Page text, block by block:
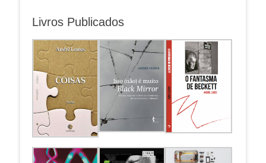
Livros Publicados